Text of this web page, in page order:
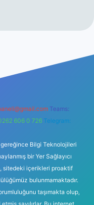
Teams:
606 0 726 Telegram:
gereğince Bilgi Teknolojileri
bir Yer Sağlayıcı
sitedeki içerikleri proaktif
bulunmamaktadır.
taşımakta olup,